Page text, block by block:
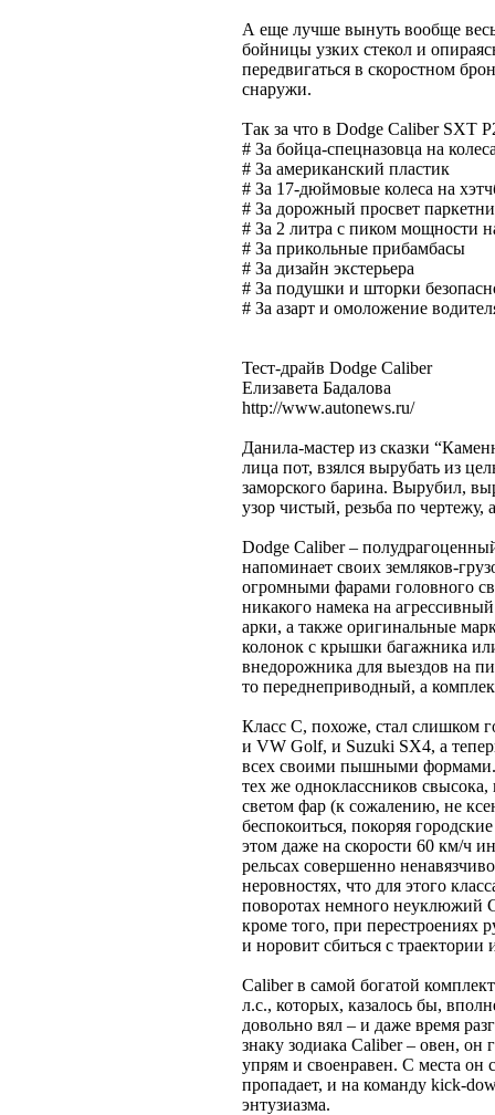
А еще лучше вынуть вообще весь
бойницы узких стекол и
передвигаться в скоростном
снаружи.
Так за что в Dodge Caliber SXT
# За бойца-спецназовца на
# За американский пластик
# За 17-дюймовые колеса на
# За дорожный просвет
# За 2 литра с пиком мощности
# За прикольные прибамбасы
# За дизайн экстерьера
# За подушки и шторки
# За азарт и омоложение
Тест-драйв Dodge Caliber
Елизавета Бадалова
http://www.autonews.ru/
Данила-мастер из сказки
лица пот, взялся вырубать из
заморского барина. Вырубил,
узор чистый, резьба по чертежу,
Dodge Caliber –
напоминает своих земляков-
огромными фарами головного
никакого намека на
арки, а также оригинальные
колонок с крышки багажника
внедорожника для выездов на
то переднеприводный, а
Класс С, похоже, стал слишком
и VW Golf, и Suzuki SX4, а
всех своими пышными формами.
тех же одноклассников
светом фар (к сожалению, не
беспокоиться, покоряя
этом даже на скорости 60 км/ч
рельсах совершенно
неровностях, что для этого
поворотах немного неуклюжий
кроме того, при перестроениях
и норовит сбиться с траектории
Caliber в самой богатой
л.с., которых, казалось бы,
довольно вял – и даже время
знаку зодиака Caliber – овен, он
упрям и своенравен. С места он
пропадает, и на команду kick-
энтузиазма.